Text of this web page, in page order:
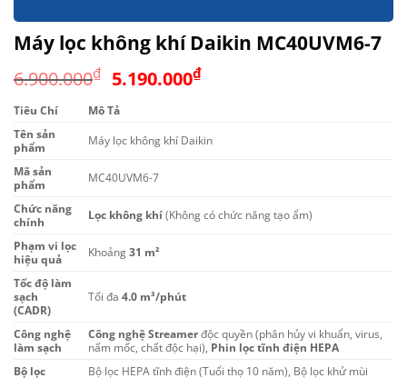
Máy lọc không khí Daikin MC40UVM6-7
6.900.000₫ Giá
gốc
là:
6.900.000₫.
5.190.000₫Giá
là:
Tiêu Chí
Mô Tả
Tên sản
phẩm
Máy lọc không khí Daikin
Mã sản
phẩm
MC40UVM6-7
Chức năng
chính
Lọc không khí(Không có chức năng tạo ẩm)
Phạm vi lọc
hiệu quả
Khoảng31 m²
Tốc độ làm
sạch
(CADR)
Tối đa 4.0 m³/phút
Công nghệ
làm sạch
Công nghệ Streamerđộc quyền (phân hủy vi khuẩn, virus,
nấm mốc, chất độc hại), Phin lọc tĩnh điện HEPA
Bộ lọc
Bộ lọc HEPA tĩnh điện (Tuổi thọ 10 năm), Bộ lọc khử mùi